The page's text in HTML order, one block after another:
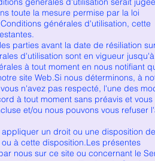
toute la mesure permise par la loi
générales d'utilisation, cette
parties avant la date de résiliation
d'utilisation sont en vigueur
à tout moment en nous notifiant
site Web.Si nous déterminons, à
n'avez pas respecté, l'une des
à tout moment sans préavis et vous
et/ou nous pouvons vous refuser
appliquer un droit ou une disposition
à cette disposition.Les présentes
nous sur ce site ou concernant le